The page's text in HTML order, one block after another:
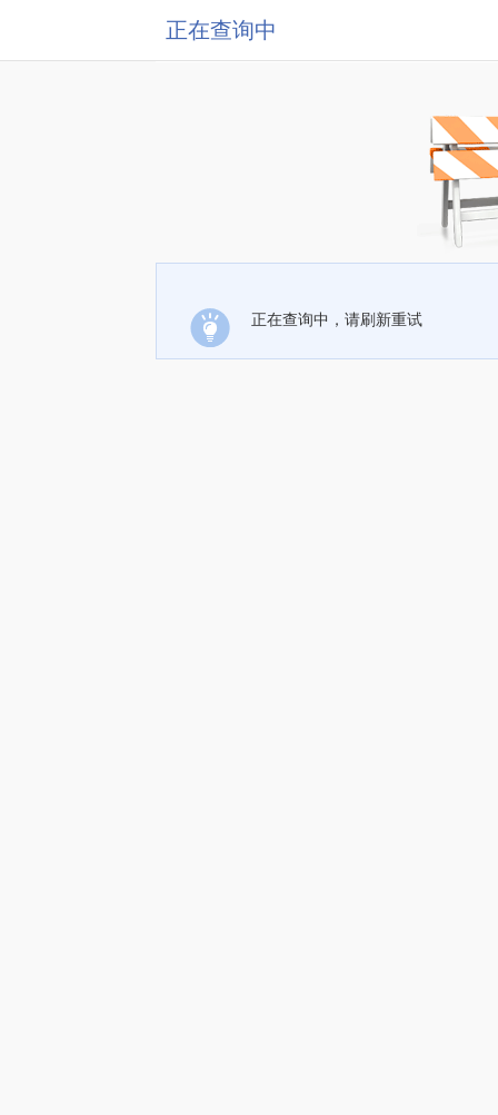
正在查询中
正在查询中，请刷新重试